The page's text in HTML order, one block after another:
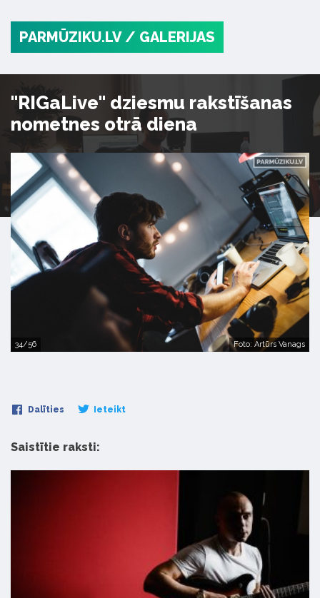
PARMŪZIKU.LV / GALERIJAS
"RIGaLive" dziesmu rakstīšanas
nometnes otrā diena
34/56 Foto: Artūrs Vanags
Dalīties Ieteikt
Saistītie raksti: